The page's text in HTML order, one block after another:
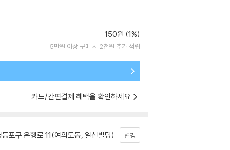
150원 (1%)
5만원 이상 구매 시 2천원 추가 적립
카드/간편결제 혜택을 확인하세요
포구 은행로 11(여의도동, 일신빌딩) 변경